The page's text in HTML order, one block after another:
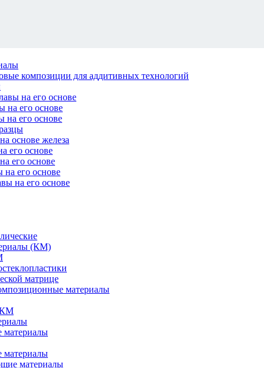
композиции для аддитивных технологий
на его основе
на его основе
на его основе
основе железа
его основе
его основе
его основе
на его основе
(КМ)
матрице
материалы
КМ
материалы
материалы
материалы